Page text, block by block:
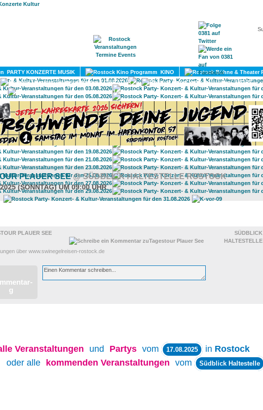
KONTAKT
PARTY KONZERTE MUSIK KINO
LITERATUR SPORT
UMLAND
PLAUER SEE@ SÜDBLICK HALTESTELLE ROSTOCK
(SONNTAG) UM 09:00 UHR
PLAUER SEE
SÜDBLICK
HALTESTELLE
über www.swinegelreisen-rostock.de
Veranstaltungen und Partys vom 17.08.2025 in Rostock
oder alle
kommenden Veranstaltungen vom Südblick Haltestelle